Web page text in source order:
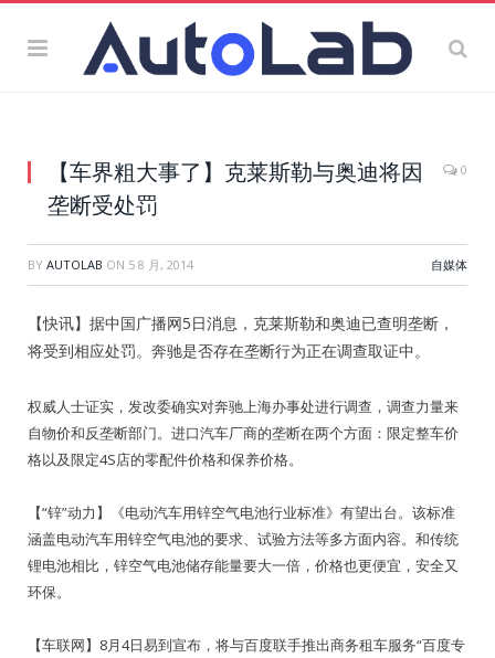
【车界粗大事了】克莱斯勒与奥迪将因
垄断受处罚
0
BY AUTOLAB ON 5 8 月, 2014 自媒体
【快讯】据中国广播网5日消息，克莱斯勒和奥迪已查明垄断，
将受到相应处罚。奔驰是否存在垄断行为正在调查取证中。
权威人士证实，发改委确实对奔驰上海办事处进行调查，调查力量来
自物价和反垄断部门。进口汽车厂商的垄断在两个方面：限定整车价
格以及限定4S店的零配件价格和保养价格。
【“锌”动力】《电动汽车用锌空气电池行业标准》有望出台。该标准
涵盖电动汽车用锌空气电池的要求、试验方法等多方面内容。和传统
锂电池相比，锌空气电池储存能量要大一倍，价格也更便宜，安全又
环保。
【车联网】8月4日易到宣布，将与百度联手推出商务租车服务“百度专